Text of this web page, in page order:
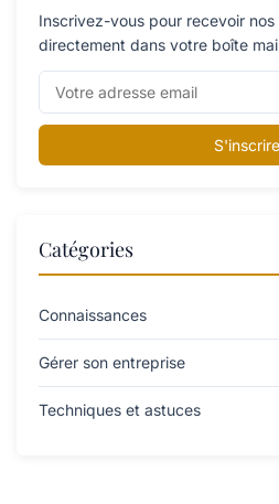
Inscrivez-vous pour recevoir
directement dans votre boîte
S'inscrire
Catégories
Connaissances
Gérer son entreprise
Techniques et astuces